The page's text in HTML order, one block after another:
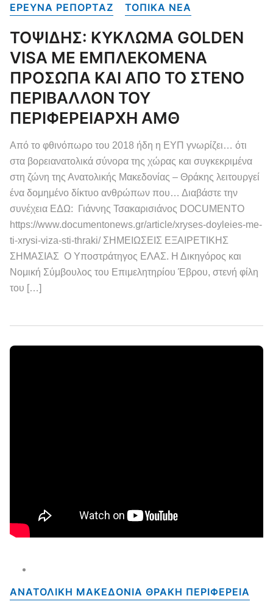
ΕΡΕΥΝΑ ΡΕΠΟΡΤΑΖ
ΤΟΠΙΚΑ NEA
ΤΟΨΙΔΗΣ: ΚΥΚΛΩΜΑ GOLDEN
VISA ΜΕ ΕΜΠΛΕΚΟΜΕΝΑ
ΠΡΟΣΩΠΑ ΚΑΙ ΑΠΟ ΤΟ ΣΤΕΝΟ
ΠΕΡΙΒΑΛΛΟΝ ΤΟΥ
ΠΕΡΙΦΕΡΕΙΑΡΧΗ ΑΜΘ
Από το φθινόπωρο του 2018 ήδη η ΕΥΠ γνωρίζει… ότι
στα βορειανατολικά σύνορα της χώρας και συγκεκριμένα
στη ζώνη της Ανατολικής Μακεδονίας – Θράκης λειτουργεί
ένα δομημένο δίκτυο ανθρώπων που… Διαβάστε την
συνέχεια ΕΔΩ: Γιάννης Τσακαρισιάνος DOCUMENTO
https://www.documentonews.gr/article/xryses-doyleies-me-
ti-xrysi-viza-sti-thraki/ ΣΗΜΕΙΩΣΕΙΣ ΕΞΑΙΡΕΤΙΚΗΣ
ΣΗΜΑΣΙΑΣ Ο Υποστράτηγος ΕΛΑΣ. Η Δικηγόρος και
Νομική Σύμβουλος του Επιμελητηρίου Έβρου, στενή φίλη
του […]
ΑΝΑΤΟΛΙΚΗ ΜΑΚΕΔΟΝΙΑ ΘΡΑΚΗ ΠΕΡΙΦΕΡΕΙΑ